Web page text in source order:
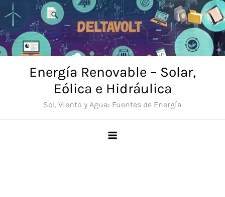
Saltar
al
contenido
Energía Renovable – Solar,
Eólica e Hidráulica
Sol, Viento y Agua: Fuentes de Energía